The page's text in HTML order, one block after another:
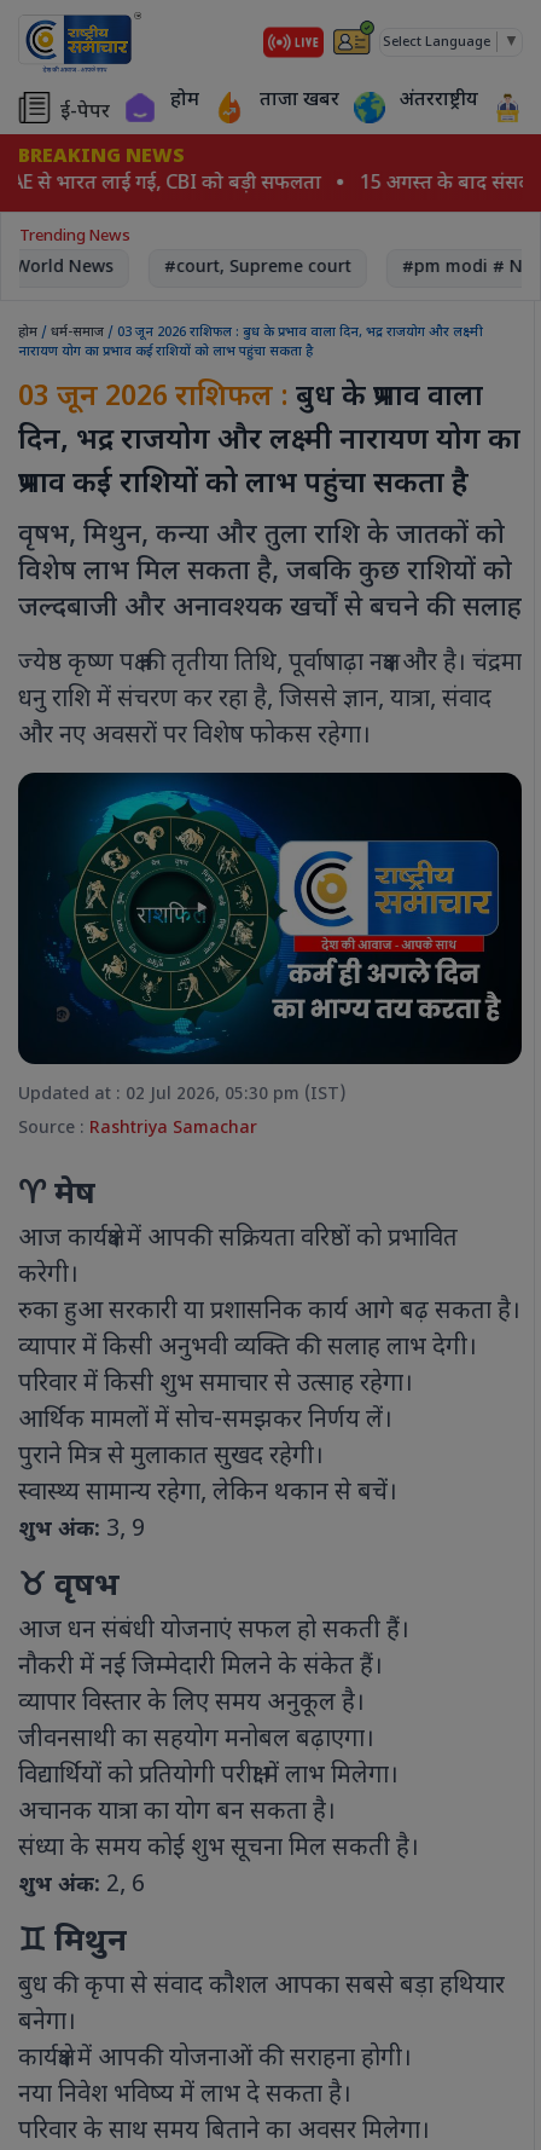
Select Language ▼
ई-पेपर होम ताजा खबर अंतरराष्ट्रीय
BREAKING NEWS
से भारत लाई गई, CBI को बड़ी सफलता
15 अगस्त के बाद संसद
Trending News
World News #court, Supreme court #pm modi #
होम / धर्म-समाज / 03 जून 2026 राशिफल : बुध के प्रभाव वाला दिन, भद्र राजयोग और लक्ष्मी
नारायण योग का प्रभाव कई राशियों को लाभ पहुंचा सकता है
03 जून 2026 राशिफल : बुध के प्रभाव वाला
दिन, भद्र राजयोग और लक्ष्मी नारायण योग का
प्रभाव कई राशियों को लाभ पहुंचा सकता है
वृषभ, मिथुन, कन्या और तुला राशि के जातकों को
विशेष लाभ मिल सकता है, जबकि कुछ राशियों को
जल्दबाजी और अनावश्यक खर्चों से बचने की सलाह
ज्येष्ठ कृष्ण पक्ष की तृतीया तिथि, पूर्वाषाढ़ा नक्षत्र और है। चंद्रमा
धनु राशि में संचरण कर रहा है, जिससे ज्ञान, यात्रा, संवाद
और नए अवसरों पर विशेष फोकस रहेगा।
Updated at : 02 Jul 2026, 05:30 pm (IST)
Source : Rashtriya Samachar
♈ मेष
आज कार्यक्षेत्र में आपकी सक्रियता वरिष्ठों को प्रभावित
करेगी।
रुका हुआ सरकारी या प्रशासनिक कार्य आगे बढ़ सकता है।
व्यापार में किसी अनुभवी व्यक्ति की सलाह लाभ देगी।
परिवार में किसी शुभ समाचार से उत्साह रहेगा।
आर्थिक मामलों में सोच-समझकर निर्णय लें।
पुराने मित्र से मुलाकात सुखद रहेगी।
स्वास्थ्य सामान्य रहेगा, लेकिन थकान से बचें।
शुभ अंक: 3, 9
♉ वृषभ
आज धन संबंधी योजनाएं सफल हो सकती हैं।
नौकरी में नई जिम्मेदारी मिलने के संकेत हैं।
व्यापार विस्तार के लिए समय अनुकूल है।
जीवनसाथी का सहयोग मनोबल बढ़ाएगा।
विद्यार्थियों को प्रतियोगी परीक्षा में लाभ मिलेगा।
अचानक यात्रा का योग बन सकता है।
संध्या के समय कोई शुभ सूचना मिल सकती है।
शुभ अंक: 2, 6
♊ मिथुन
बुध की कृपा से संवाद कौशल आपका सबसे बड़ा हथियार
बनेगा।
कार्यक्षेत्र में आपकी योजनाओं की सराहना होगी।
नया निवेश भविष्य में लाभ दे सकता है।
परिवार के साथ समय बिताने का अवसर मिलेगा।